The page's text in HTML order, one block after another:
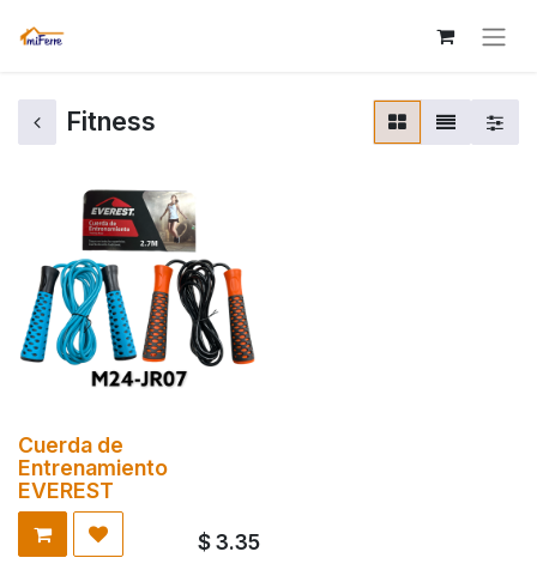
Fitness
Cuerda de
Entrenamiento
EVEREST
$3.35